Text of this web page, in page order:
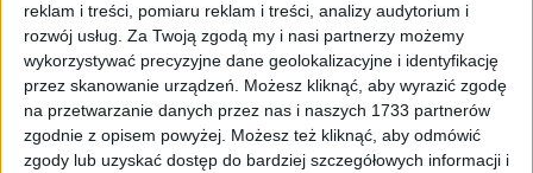
reklam i treści, pomiaru reklam i treści, analizy audytorium i
rozwój usług. Za Twoją zgodą my i nasi partnerzy możemy
wykorzystywać precyzyjne dane geolokalizacyjne i identyfikację
przez skanowanie urządzeń. Możesz kliknąć, aby wyrazić zgodę
na przetwarzanie danych przez nas i naszych 1733 partnerów
zgodnie z opisem powyżej. Możesz też kliknąć, aby odmówić
zgody lub uzyskać dostęp do bardziej szczegółowych informacji i
Numer oferty: AAU05750IE
Rocznik: 2019
Pierwsza rejestracja: 2019-04-04